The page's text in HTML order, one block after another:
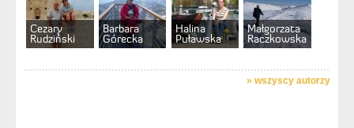
Cezary
Rudziński
Barbara
Górecka
Halina
Puławska
Małgorzata
Raczkowska
» wszyscy autorzy